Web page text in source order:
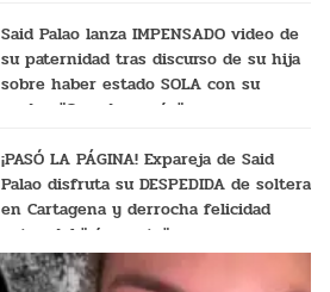
Said Palao lanza IMPENSADO video de
su paternidad tras discurso de su hija
sobre haber estado SOLA con su
madre: "Cuando papá..."
¡PASÓ LA PÁGINA! Expareja de Said
Palao disfruta su DESPEDIDA de soltera
en Cartagena y derrocha felicidad
antes del "sí, acepto"